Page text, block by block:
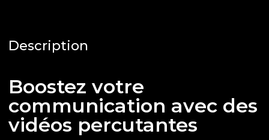
Description
Boostez votre
communication avec des
vidéos percutantes